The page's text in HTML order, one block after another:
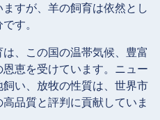
すが、羊の飼育は依然とし
す。
、この国の温帯気候、豊富
恵を受けています。ニュー
い、放牧の性質は、世界市
品質と評判に貢献していま